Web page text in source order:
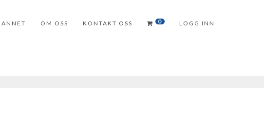
ANNET OM OSS KONTAKT OSS 0 LOGG INN